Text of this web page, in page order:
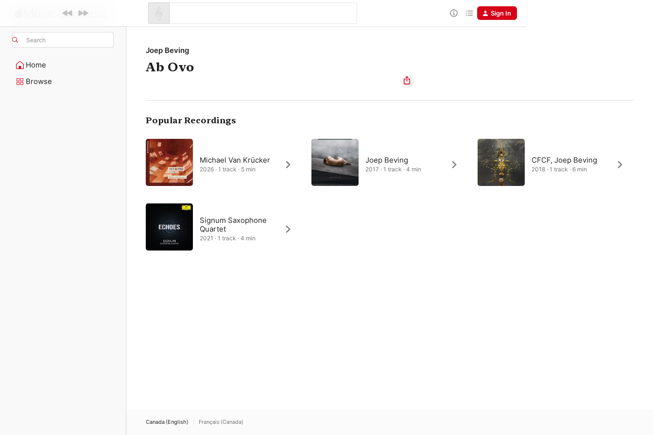
Search
Home
Browse
Sign In
Joep Beving
Ab Ovo
Popular Recordings
Michael Van Krücker
2026 · 1 track · 5 min
Joep Beving
2017 · 1 track · 4 min
CFCF, Joep Beving
2018 · 1 track · 6 min
Signum Saxophone
Quartet
2021 · 1 track · 4 min
Canada (English) Français (Canada)